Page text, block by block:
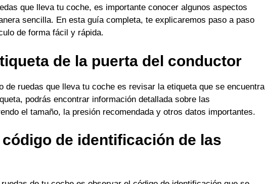
que lleva tu coche, es importante conocer algunos aspectos
sencilla. En esta guía completa, te explicaremos paso a paso
de forma fácil y rápida.
de la puerta del conductor
de ruedas que lleva tu coche es revisar la etiqueta que se encuentra
podrás encontrar información detallada sobre las
el tamaño, la presión recomendada y otros datos importantes.
de identificación de las